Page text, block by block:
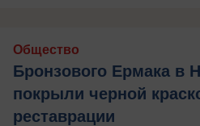
Общество
Бронзового Ермака в
покрыли черной
реставрации